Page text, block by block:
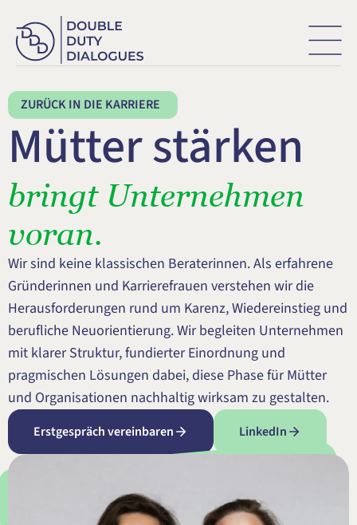
PODCAST
NEWSLETTER
Erstgespräch
ZURÜCK IN DIE KARRIERE
bringt Unternehmen
voran.
Wir sind keine klassischen Beraterinnen. Als erfahrene
Gründerinnen und Karrierefrauen verstehen wir die
Herausforderungen rund um Karenz, Wiedereinstieg und
berufliche Neuorientierung. Wir begleiten Unternehmen
mit klarer Struktur, fundierter Einordnung und
pragmischen Lösungen dabei, diese Phase für Mütter
und Organisationen nachhaltig wirksam zu gestalten.
Erstgespräch vereinbaren LinkedIn